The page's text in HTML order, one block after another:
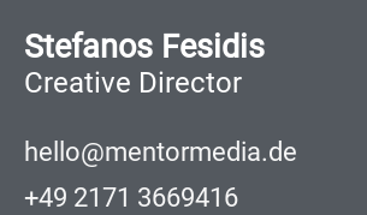
Stefanos Fesidis
Creative Director
hello@mentormedia.de
+49 2171 3669416